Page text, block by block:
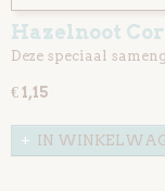
Hazelnoot
Deze speciaal
€ 1,15
IN